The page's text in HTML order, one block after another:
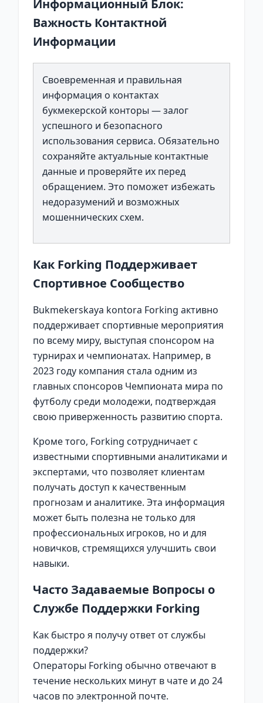
Информационный Блок:
Важность Контактной
Информации
Своевременная и правильная
информация о контактах
букмекерской конторы — залог
успешного и безопасного
использования сервиса. Обязательно
сохраняйте актуальные контактные
данные и проверяйте их перед
обращением. Это поможет избежать
недоразумений и возможных
мошеннических схем.
Как Forking Поддерживает
Спортивное Сообщество
Bukmekerskaya kontora Forking активно
поддерживает спортивные мероприятия
по всему миру, выступая спонсором на
турнирах и чемпионатах. Например, в
2023 году компания стала одним из
главных спонсоров Чемпионата мира по
футболу среди молодежи, подтверждая
свою приверженность развитию спорта.
Кроме того, Forking сотрудничает с
известными спортивными аналитиками и
экспертами, что позволяет клиентам
получать доступ к качественным
прогнозам и аналитике. Эта информация
может быть полезна не только для
профессиональных игроков, но и для
новичков, стремящихся улучшить свои
навыки.
Часто Задаваемые Вопросы о
Службе Поддержки Forking
Как быстро я получу ответ от службы
поддержки?
Операторы Forking обычно отвечают в
течение нескольких минут в чате и до 24
часов по электронной почте.